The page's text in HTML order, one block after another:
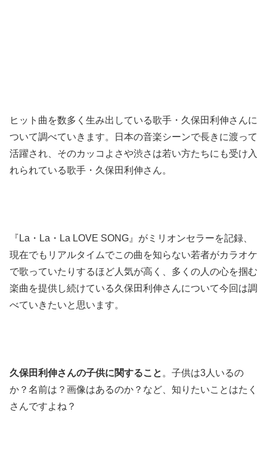
ヒット曲を数多く生み出している歌手・久保田利伸さんに
ついて調べていきます。日本の音楽シーンで長きに渡って
活躍され、そのカッコよさや渋さは若い方たちにも受け入
れられている歌手・久保田利伸さん。
『La・La・La LOVE SONG』がミリオンセラーを記録、
現在でもリアルタイムでこの曲を知らない若者がカラオケ
で歌っていたりするほど人気が高く、多くの人の心を掴む
楽曲を提供し続けている久保田利伸さんについて今回は調
べていきたいと思います。
久保田利伸さんの子供に関すること 。子供は3人いるの
か？名前は？画像はあるのか？など、知りたいことはたく
さんですよね？